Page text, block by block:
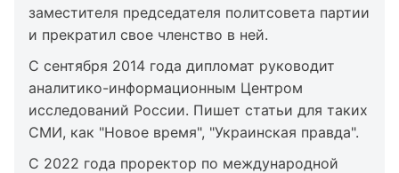
заместителя председателя политсовета партии
и прекратил свое членство в ней.
С сентября 2014 года дипломат руководит
аналитико-информационным Центром
исследований России. Пишет статьи для таких
СМИ, как "Новое время", "Украинская правда".
С 2022 года проректор по международной